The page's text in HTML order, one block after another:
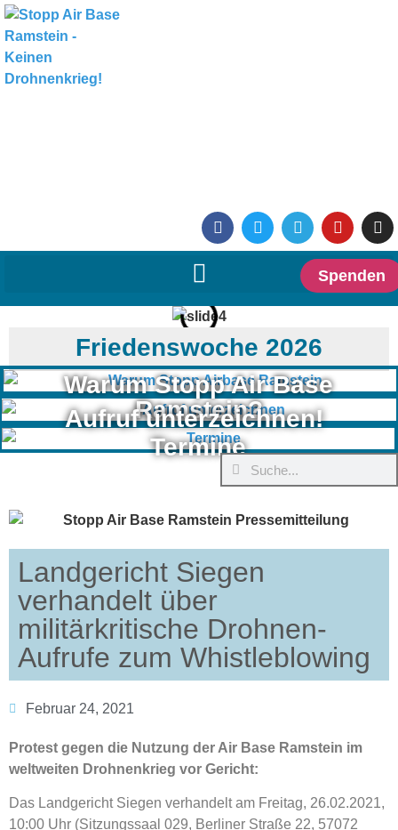
Spenden
Friedenswoche 2026
Warum Stopp Air Base
Ramstein?
Aufruf unterzeichnen!
Termine
Landgericht Siegen
verhandelt über
militärkritische Drohnen-
Aufrufe zum Whistleblowing
Februar 24, 2021
Protest gegen die Nutzung der Air Base Ramstein im
weltweiten Drohnenkrieg vor Gericht:
Das Landgericht Siegen verhandelt am Freitag, 26.02.2021,
10:00 Uhr (Sitzungssaal 029, Berliner Straße 22, 57072